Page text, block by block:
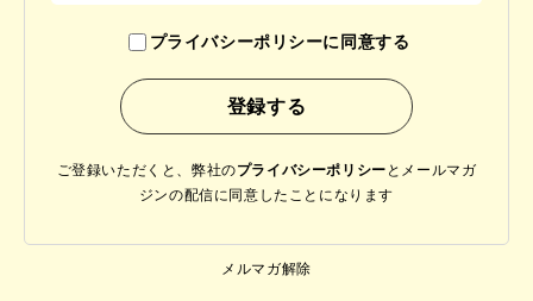
プライバシーポリシーに同意する
ご登録いただくと、弊社のプライバシーポリシー と メールマガ
ジンの配信に同意したことになります
メルマガ解除